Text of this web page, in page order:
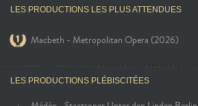
LES PRODUCTIONS LES PLUS ATTENDUES
Macbeth - Metropolitan Opera (2026)
LES PRODUCTIONS PLÉBISCITÉES